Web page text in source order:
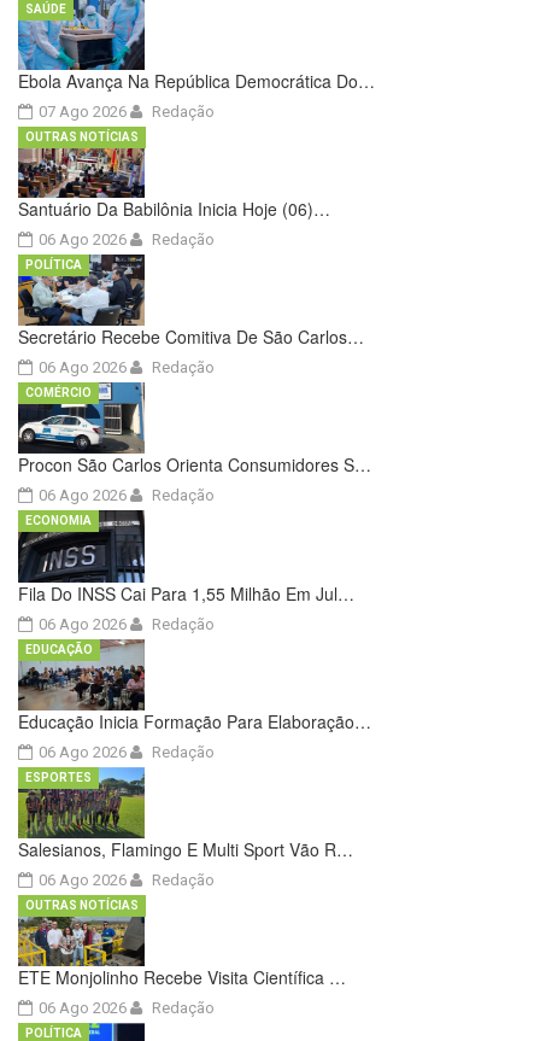
Ebola Avança Na República Democrática Do…
07 Ago 2026
SAÚDE
Redação
Santuário Da Babilônia Inicia Hoje (06)…
06 Ago 2026
OUTRAS NOTÍCIAS
Redação
Secretário Recebe Comitiva De São Carlos…
06 Ago 2026
POLÍTICA
Redação
Procon São Carlos Orienta Consumidores S…
06 Ago 2026
COMÉRCIO
Redação
Fila Do INSS Cai Para 1,55 Milhão Em Jul…
06 Ago 2026
ECONOMIA
Redação
Educação Inicia Formação Para Elaboração…
06 Ago 2026
EDUCAÇÃO
Redação
Salesianos, Flamingo E Multi Sport Vão R…
06 Ago 2026
ESPORTES
Redação
ETE Monjolinho Recebe Visita Científica …
06 Ago 2026
OUTRAS NOTÍCIAS
Redação
POLÍTICA